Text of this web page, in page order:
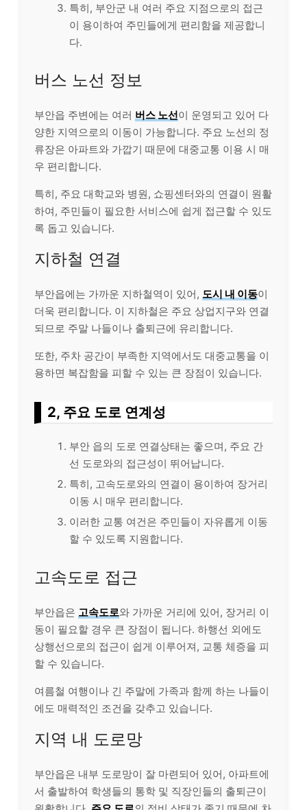
특히, 부안군 내 여러 주요 지점으로의 접근
이 용이하여 주민들에게 편리함을 제공합니
다.
버스 노선 정보
부안읍 주변에는 여러 버스 노선이 운영되고 있어 다
양한 지역으로의 이동이 가능합니다. 주요 노선의 정
류장은 아파트와 가깝기 때문에 대중교통 이용 시 매
우 편리합니다.
특히, 주요 대학교와 병원, 쇼핑센터와의 연결이 원활
하여, 주민들이 필요한 서비스에 쉽게 접근할 수 있도
록 돕고 있습니다.
지하철 연결
부안읍에는 가까운 지하철역이 있어, 도시 내 이동이
더욱 편리합니다. 이 지하철은 주요 상업지구와 연결
되므로 주말 나들이나 출퇴근에 유리합니다.
또한, 주차 공간이 부족한 지역에서도 대중교통을 이
용하면 복잡함을 피할 수 있는 큰 장점이 있습니다.
2, 주요 도로 연계성
부안 읍의 도로 연결상태는 좋으며, 주요 간
선 도로와의 접근성이 뛰어납니다.
특히, 고속도로와의 연결이 용이하여 장거리
이동 시 매우 편리합니다.
이러한 교통 여건은 주민들이 자유롭게 이동
할 수 있도록 지원합니다.
고속도로 접근
부안읍은 고속도로와 가까운 거리에 있어, 장거리 이
동이 필요할 경우 큰 장점이 됩니다. 하행선 외에도
상행선으로의 접근이 쉽게 이루어져, 교통 체증을 피
할 수 있습니다.
여름철 여행이나 긴 주말에 가족과 함께 하는 나들이
에도 매력적인 조건을 갖추고 있습니다.
지역 내 도로망
부안읍은 내부 도로망이 잘 마련되어 있어, 아파트에
서 출발하여 학생들의 통학 및 직장인들의 출퇴근이